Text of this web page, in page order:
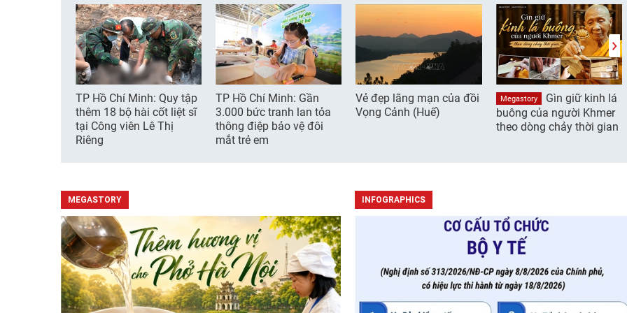
TP Hồ Chí Minh: Quy tập
thêm 18 bộ hài cốt liệt sĩ
tại Công viên Lê Thị
Riêng
TP Hồ Chí Minh: Gần
3.000 bức tranh lan tỏa
thông điệp bảo vệ đôi
mắt trẻ em
Vẻ đẹp lãng mạn của đồi
Vọng Cảnh (Huế)
Megastory
Gìn giữ kinh lá
buông của người Khmer
theo dòng chảy thời gian
MEGASTORY INFOGRAPHICS